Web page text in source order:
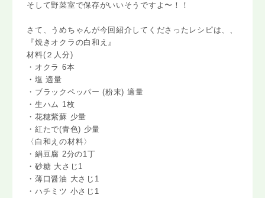
そして野菜室で保存がいいそうですよ〜！！
さて、うめちゃんが今回紹介してくださったレシピは、、
『焼きオクラの白和え』
材料(２人分)
・オクラ 6本
・塩 適量
・ブラックペッパー (粉末) 適量
・生ハム 1枚
・花穂紫蘇 少量
・紅たで(青色) 少量
〈白和えの材料〉
・絹豆腐 2分の1丁
・砂糖 大さじ1
・薄口醤油 大さじ1
・ハチミツ 小さじ1